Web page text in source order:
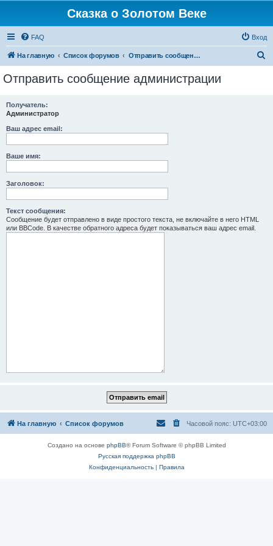
Сказка о Золотом Веке
FAQ Вход
На главную Список форумов Отправить сообщение администрации
Отправить сообщение администрации
Получатель:
Администратор
Ваш адрес email:
Ваше имя:
Заголовок:
Текст сообщения:
Сообщение будет отправлено в виде простого текста, не включайте в него HTML
или BBCode. В качестве обратного адреса будет показываться ваш адрес email.
На главную Список форумов Часовой пояс: UTC+03:00
Создано на основе phpBB® Forum Software © phpBB Limited
Русская поддержка phpBB
Конфиденциальность| Правила